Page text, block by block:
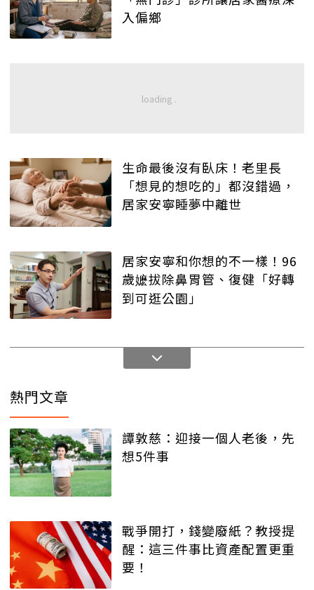
入偏鄉
生命最後沒有臥床！老里長
「想見的想吃的」都沒錯過，
居家安寧睡夢中離世
居家安寧和你想的不一樣！96
歲嬷拔除鼻胃管、復健「好轉
到可逛公園」
熱門文章
譚敦慈：迎接一個人老後，先
想5件事
戰爭開打，錢變廢紙？教授提
醒：這三件事比資產配置更重
要！